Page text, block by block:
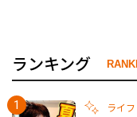
ランキング
ライフ